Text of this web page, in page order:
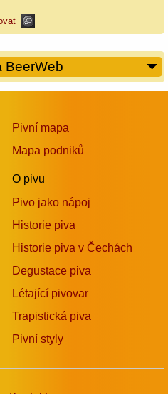
BeerWeb
Pivní mapa
Mapa podniků
O pivu
Pivo jako nápoj
Historie piva
Historie piva v Čechách
Degustace piva
Létající pivovar
Trapistická piva
Pivní styly